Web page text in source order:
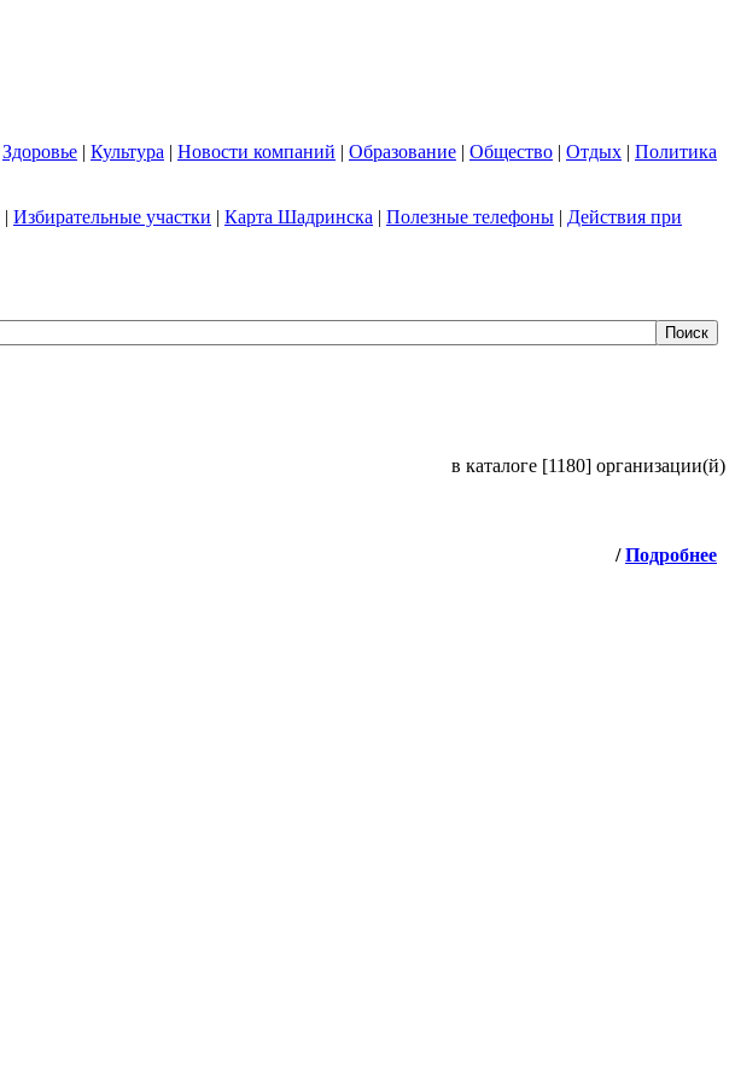
Здоровье | Культура | Новости компаний | Образование | Общество | Отдых | Политика
| Избирательные участки | Карта Шадринска | Полезные телефоны | Действия при
в каталоге [1180] организации(й)
/ Подробнее